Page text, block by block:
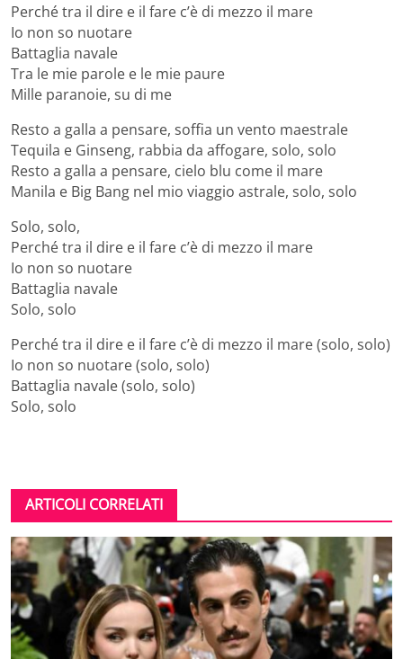
Perché tra il dire e il fare c’è di mezzo il mare
Io non so nuotare
Battaglia navale
Tra le mie parole e le mie paure
Mille paranoie, su di me
Resto a galla a pensare, soffia un vento maestrale
Tequila e Ginseng, rabbia da affogare, solo, solo
Resto a galla a pensare, cielo blu come il mare
Manila e Big Bang nel mio viaggio astrale, solo, solo
Solo, solo,
Perché tra il dire e il fare c’è di mezzo il mare
Io non so nuotare
Battaglia navale
Solo, solo
Perché tra il dire e il fare c’è di mezzo il mare (solo, solo)
Io non so nuotare (solo, solo)
Battaglia navale (solo, solo)
Solo, solo
ARTICOLI CORRELATI